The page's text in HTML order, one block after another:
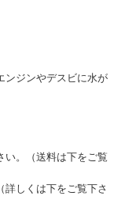
ンジンやデスビに水が
い。（送料は下をご覧
しくは下をご覧下さ